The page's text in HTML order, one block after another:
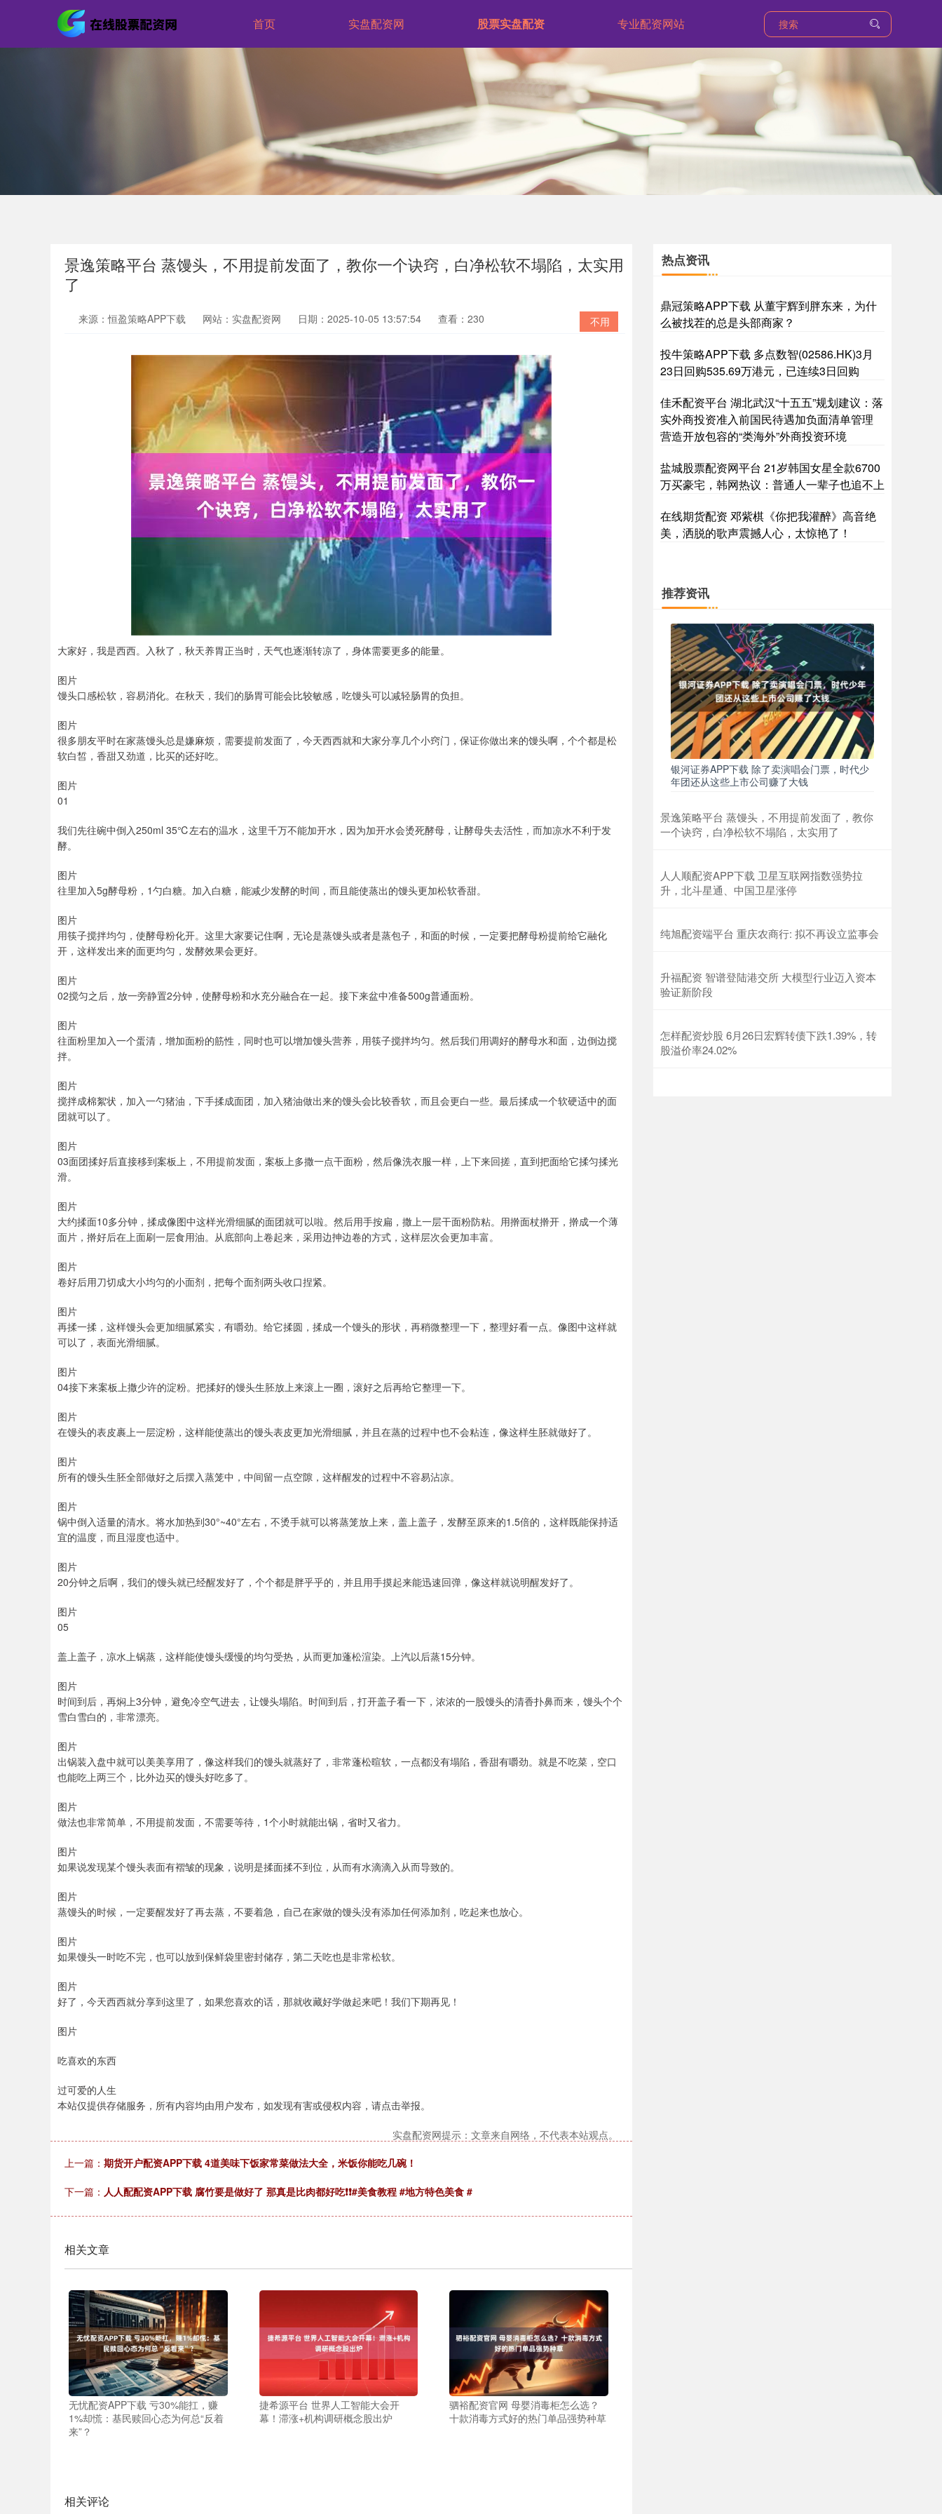
首页 实盘配资网 股票实盘配资 专业配资网站
景逸策略平台 蒸馒头，不用提前发面了，教你一个诀窍，白净松软不塌陷，太实用
了
不用
来源：恒盈策略APP下载 网站：实盘配资网 日期：2025-10-05 13:57:54 查看：230
大家好，我是西西。入秋了，秋天养胃正当时，天气也逐渐转凉了，身体需要更多的能量。
图片
馒头口感松软，容易消化。在秋天，我们的肠胃可能会比较敏感，吃馒头可以减轻肠胃的负担。
图片
很多朋友平时在家蒸馒头总是嫌麻烦，需要提前发面了，今天西西就和大家分享几个小窍门，保证你做出来的馒头啊，个个都是松
软白皙，香甜又劲道，比买的还好吃。
图片
01
我们先往碗中倒入250ml 35℃左右的温水，这里千万不能加开水，因为加开水会烫死酵母，让酵母失去活性，而加凉水不利于发
酵。
图片
往里加入5g酵母粉，1勺白糖。加入白糖，能减少发酵的时间，而且能使蒸出的馒头更加松软香甜。
图片
用筷子搅拌均匀，使酵母粉化开。这里大家要记住啊，无论是蒸馒头或者是蒸包子，和面的时候，一定要把酵母粉提前给它融化
开，这样发出来的面更均匀，发酵效果会更好。
图片
02搅匀之后，放一旁静置2分钟，使酵母粉和水充分融合在一起。接下来盆中准备500g普通面粉。
图片
往面粉里加入一个蛋清，增加面粉的筋性，同时也可以增加馒头营养，用筷子搅拌均匀。然后我们用调好的酵母水和面，边倒边搅
拌。
图片
搅拌成棉絮状，加入一勺猪油，下手揉成面团，加入猪油做出来的馒头会比较香软，而且会更白一些。最后揉成一个软硬适中的面
团就可以了。
图片
03面团揉好后直接移到案板上，不用提前发面，案板上多撒一点干面粉，然后像洗衣服一样，上下来回搓，直到把面给它揉匀揉光
滑。
图片
大约揉面10多分钟，揉成像图中这样光滑细腻的面团就可以啦。然后用手按扁，撒上一层干面粉防粘。用擀面杖擀开，擀成一个薄
面片，擀好后在上面刷一层食用油。从底部向上卷起来，采用边抻边卷的方式，这样层次会更加丰富。
图片
卷好后用刀切成大小均匀的小面剂，把每个面剂两头收口捏紧。
图片
再揉一揉，这样馒头会更加细腻紧实，有嚼劲。给它揉圆，揉成一个馒头的形状，再稍微整理一下，整理好看一点。像图中这样就
可以了，表面光滑细腻。
图片
04接下来案板上撒少许的淀粉。把揉好的馒头生胚放上来滚上一圈，滚好之后再给它整理一下。
图片
在馒头的表皮裹上一层淀粉，这样能使蒸出的馒头表皮更加光滑细腻，并且在蒸的过程中也不会粘连，像这样生胚就做好了。
图片
所有的馒头生胚全部做好之后摆入蒸笼中，中间留一点空隙，这样醒发的过程中不容易沾凉。
图片
锅中倒入适量的清水。将水加热到30°~40°左右，不烫手就可以将蒸笼放上来，盖上盖子，发酵至原来的1.5倍的，这样既能保持适
宜的温度，而且湿度也适中。
图片
20分钟之后啊，我们的馒头就已经醒发好了，个个都是胖乎乎的，并且用手摸起来能迅速回弹，像这样就说明醒发好了。
图片
05
盖上盖子，凉水上锅蒸，这样能使馒头缓慢的均匀受热，从而更加蓬松渲染。上汽以后蒸15分钟。
图片
时间到后，再焖上3分钟，避免冷空气进去，让馒头塌陷。时间到后，打开盖子看一下，浓浓的一股馒头的清香扑鼻而来，馒头个个
雪白雪白的，非常漂亮。
图片
出锅装入盘中就可以美美享用了，像这样我们的馒头就蒸好了，非常蓬松暄软，一点都没有塌陷，香甜有嚼劲。就是不吃菜，空口
也能吃上两三个，比外边买的馒头好吃多了。
图片
做法也非常简单，不用提前发面，不需要等待，1个小时就能出锅，省时又省力。
图片
如果说发现某个馒头表面有褶皱的现象，说明是揉面揉不到位，从而有水滴滴入从而导致的。
图片
蒸馒头的时候，一定要醒发好了再去蒸，不要着急，自己在家做的馒头没有添加任何添加剂，吃起来也放心。
图片
如果馒头一时吃不完，也可以放到保鲜袋里密封储存，第二天吃也是非常松软。
图片
好了，今天西西就分享到这里了，如果您喜欢的话，那就收藏好学做起来吧！我们下期再见！
图片
吃喜欢的东西
过可爱的人生
本站仅提供存储服务，所有内容均由用户发布，如发现有害或侵权内容，请点击举报。
实盘配资网提示：文章来自网络，不代表本站观点。
上一篇： 期货开户配资APP下载 4道美味下饭家常菜做法大全，米饭你能吃几碗！
下一篇： 人人配配资APP下载 腐竹要是做好了 那真是比肉都好吃❗️❗️#美食教程 #地方特色美食 #
相关文章
无忧配资APP下载 亏30%能扛，赚
1%却慌：基民赎回心态为何总“反着
来”？
捷希源平台 世界人工智能大会开
幕！滞涨+机构调研概念股出炉
驷裕配资官网 母婴消毒柜怎么选？
十款消毒方式好的热门单品强势种草
相关评论
热点资讯
鼎冠策略APP下载 从董宇辉到胖东来，为什
么被找茬的总是头部商家？
投牛策略APP下载 多点数智(02586.HK)3月
23日回购535.69万港元，已连续3日回购
佳禾配资平台 湖北武汉“十五五”规划建议：落
实外商投资准入前国民待遇加负面清单管理
营造开放包容的“类海外”外商投资环境
盐城股票配资网平台 21岁韩国女星全款6700
万买豪宅，韩网热议：普通人一辈子也追不上
在线期货配资 邓紫棋《你把我灌醉》高音绝
美，洒脱的歌声震撼人心，太惊艳了！
推荐资讯
银河证券APP下载 除了卖演唱会门票，时代少
年团还从这些上市公司赚了大钱
景逸策略平台 蒸馒头，不用提前发面了，教你
一个诀窍，白净松软不塌陷，太实用了
人人顺配资APP下载 卫星互联网指数强势拉
升，北斗星通、中国卫星涨停
纯旭配资端平台 重庆农商行: 拟不再设立监事会
升福配资 智谱登陆港交所 大模型行业迈入资本
验证新阶段
怎样配资炒股 6月26日宏辉转债下跌1.39%，转
股溢价率24.02%